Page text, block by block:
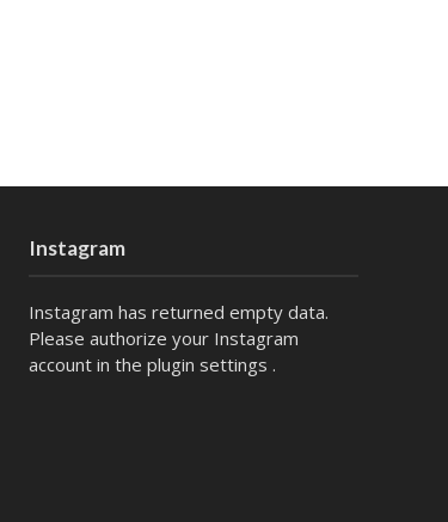
Instagram
Instagram has returned empty data.
Please authorize your Instagram
account in the plugin settings .